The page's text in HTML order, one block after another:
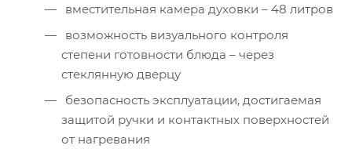
вместительная камера духовки – 48 литров
возможность визуального контроля
степени готовности блюда – через
стеклянную дверцу
безопасность эксплуатации, достигаемая
защитой ручки и контактных поверхностей
от нагревания